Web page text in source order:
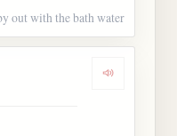
out with the bath water
Dengarkan